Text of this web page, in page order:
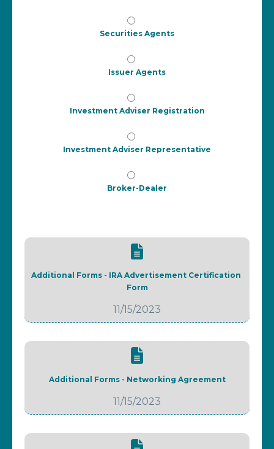
Securities Agents
Issuer Agents
Investment Adviser Registration
Investment Adviser Representative
Broker-Dealer
Additional Forms - IRA Advertisement Certification
Form
11/15/2023
Additional Forms - Networking Agreement
11/15/2023